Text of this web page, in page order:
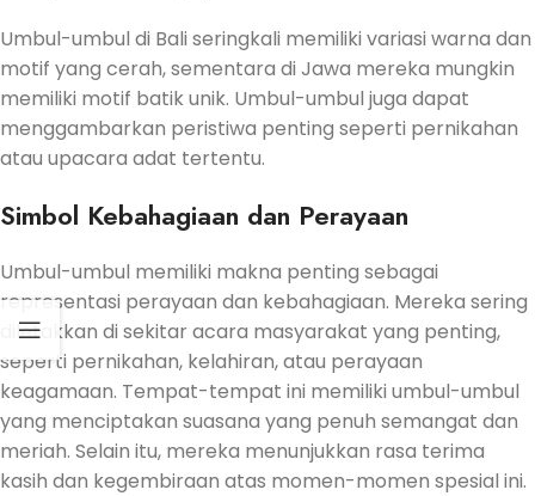
Umbul-umbul di Bali seringkali memiliki variasi warna dan
motif yang cerah, sementara di Jawa mereka mungkin
memiliki motif batik unik. Umbul-umbul juga dapat
menggambarkan peristiwa penting seperti pernikahan
atau upacara adat tertentu.
Simbol Kebahagiaan dan Perayaan
Umbul-umbul memiliki makna penting sebagai
representasi perayaan dan kebahagiaan. Mereka sering
diletakkan di sekitar acara masyarakat yang penting,
seperti pernikahan, kelahiran, atau perayaan
keagamaan. Tempat-tempat ini memiliki umbul-umbul
yang menciptakan suasana yang penuh semangat dan
meriah. Selain itu, mereka menunjukkan rasa terima
kasih dan kegembiraan atas momen-momen spesial ini.